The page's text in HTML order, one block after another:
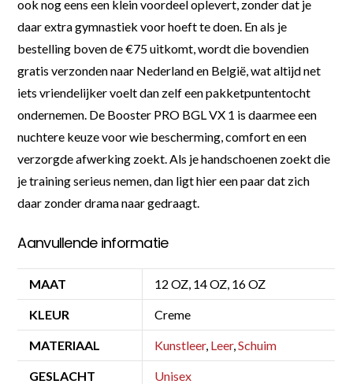
ook nog eens een klein voordeel oplevert, zonder dat je
daar extra gymnastiek voor hoeft te doen. En als je
bestelling boven de €75 uitkomt, wordt die bovendien
gratis verzonden naar Nederland en België, wat altijd net
iets vriendelijker voelt dan zelf een pakketpuntentocht
ondernemen. De Booster PRO BGL VX 1 is daarmee een
nuchtere keuze voor wie bescherming, comfort en een
verzorgde afwerking zoekt. Als je handschoenen zoekt die
je training serieus nemen, dan ligt hier een paar dat zich
daar zonder drama naar gedraagt.
Aanvullende informatie
MAAT 12 OZ, 14 OZ, 16 OZ
KLEUR Creme
MATERIAAL Kunstleer, Leer,Schuim
GESLACHT Unisex